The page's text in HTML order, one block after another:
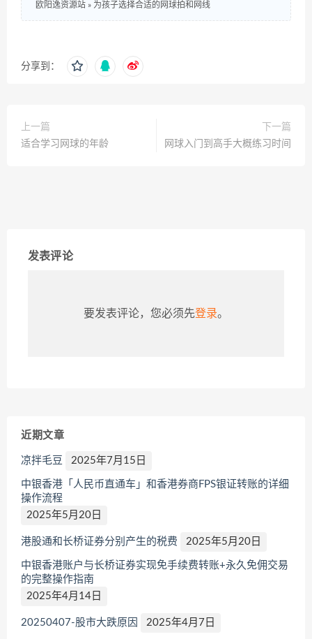
欧阳逸资源站 » 为孩子选择合适的网球拍和网线
分享到：
上一篇
适合学习网球的年龄
下一篇
网球入门到高手大概练习时间
发表评论
要发表评论，您必须先登录。
近期文章
凉拌毛豆 2025年7月15日
中银香港「人民币直通车」和香港券商FPS银证转账的详细
操作流程
2025年5月20日
港股通和长桥证券分别产生的税费 2025年5月20日
中银香港账户与长桥证券实现免手续费转账+永久免佣交易
的完整操作指南
2025年4月14日
20250407-股市大跌原因 2025年4月7日